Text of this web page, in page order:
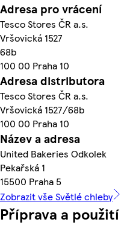
Adresa pro vrácení
Tesco Stores ČR a.s.
Vršovická 1527
68b
100 00 Praha 10
Adresa distributora
Tesco Stores ČR a.s.
Vršovická 1527/68b
100 00 Praha 10
Název a adresa
United Bakeries Odkolek
Pekařská 1
15500 Praha 5
Zobrazit vše Světlé chleby
Příprava a použití